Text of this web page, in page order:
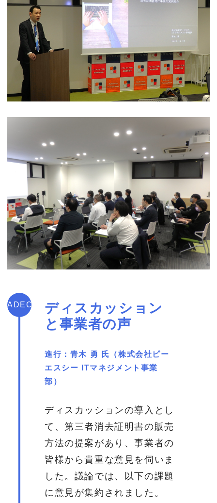
ADEC
ディスカッション
と事業者の声
進行：青木 勇 氏（株式会社ピー
エスシー ITマネジメント事業
部）
ディスカッションの導入とし
て、第三者消去証明書の販売
方法の提案があり、事業者の
皆様から貴重な意見を伺いま
した。議論では、以下の課題
に意見が集約されました。